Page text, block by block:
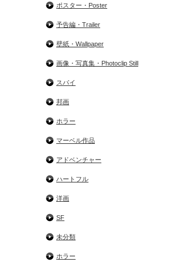
ポスター・Poster
予告編・Trailer
壁紙・Wallpaper
画像・写真集・Photoclip Still
スパイ
邦画
ホラー
マーベル作品
アドベンチャー
ハートフル
洋画
SF
未分類
ホラー